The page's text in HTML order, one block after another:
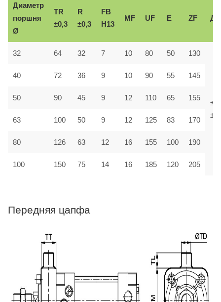
Диаметр
поршня
Ø
TR
±0,3
R
±0,3
FB
H13
MF UF E ZF
32 64 32 7 10 80 50 130
40 72 36 9 10 90 55 145
50 90 45 9 12 110 65 155
63 100 50 9 12 125 83 170
80 126 63 12 16 155 100 190
100 150 75 14 16 185 120 205
Передняя цапфа